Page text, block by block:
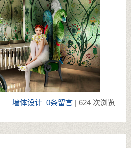
墙体设计 0条留言 | 624 次浏览